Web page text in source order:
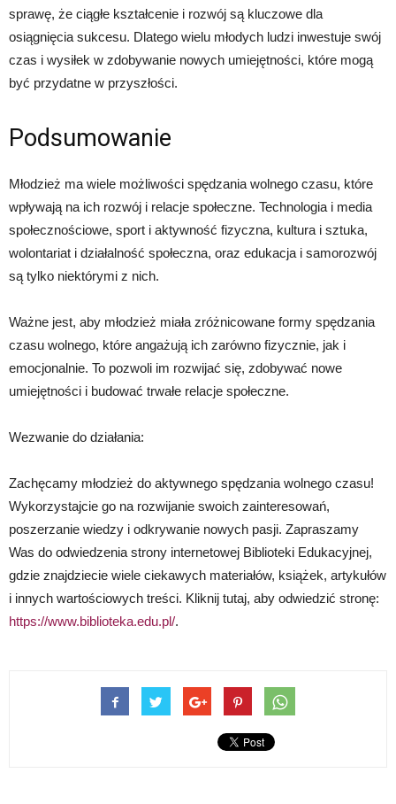
sprawę, że ciągłe kształcenie i rozwój są kluczowe dla
osiągnięcia sukcesu. Dlatego wielu młodych ludzi inwestuje swój
czas i wysiłek w zdobywanie nowych umiejętności, które mogą
być przydatne w przyszłości.
Podsumowanie
Młodzież ma wiele możliwości spędzania wolnego czasu, które
wpływają na ich rozwój i relacje społeczne. Technologia i media
społecznościowe, sport i aktywność fizyczna, kultura i sztuka,
wolontariat i działalność społeczna, oraz edukacja i samorozwój
są tylko niektórymi z nich.
Ważne jest, aby młodzież miała zróżnicowane formy spędzania
czasu wolnego, które angażują ich zarówno fizycznie, jak i
emocjonalnie. To pozwoli im rozwijać się, zdobywać nowe
umiejętności i budować trwałe relacje społeczne.
Wezwanie do działania:
Zachęcamy młodzież do aktywnego spędzania wolnego czasu!
Wykorzystajcie go na rozwijanie swoich zainteresowań,
poszerzanie wiedzy i odkrywanie nowych pasji. Zapraszamy
Was do odwiedzenia strony internetowej Biblioteki Edukacyjnej,
gdzie znajdziecie wiele ciekawych materiałów, książek, artykułów
i innych wartościowych treści. Kliknij tutaj, aby odwiedzić stronę:
https://www.biblioteka.edu.pl/.